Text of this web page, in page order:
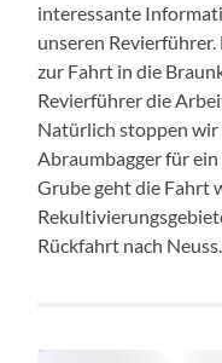
interessante
unseren
zur Fahrt in die
Revierführer die
Natürlich stoppen wir
Abraumbagger für
Grube geht die Fahrt
Rückfahrt nach Neuss.